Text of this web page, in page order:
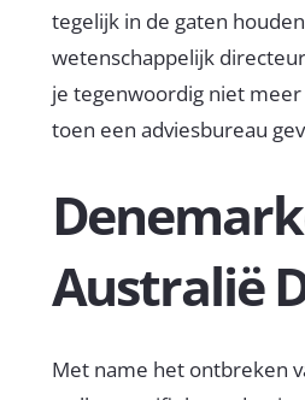
tegelijk in de gaten
wetenschappelijk
je tegenwoordig niet
toen een adviesbureau
Australië
Met name het ontbreken